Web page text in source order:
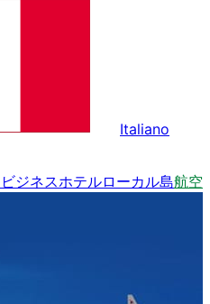
Italiano
ビジネスホテルローカル島航空